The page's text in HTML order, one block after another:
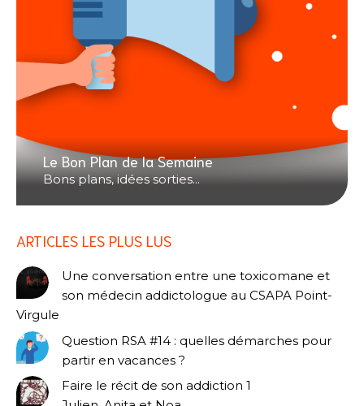
Le Bon Plan de la Semaine
Bons plans, idées sorties...
ARTICLES LES PLUS LUS
Une conversation entre une toxicomane et
son médecin addictologue au CSAPA Point-
Virgule
Question RSA #14 : quelles démarches pour
partir en vacances ?
Faire le récit de son addiction 1